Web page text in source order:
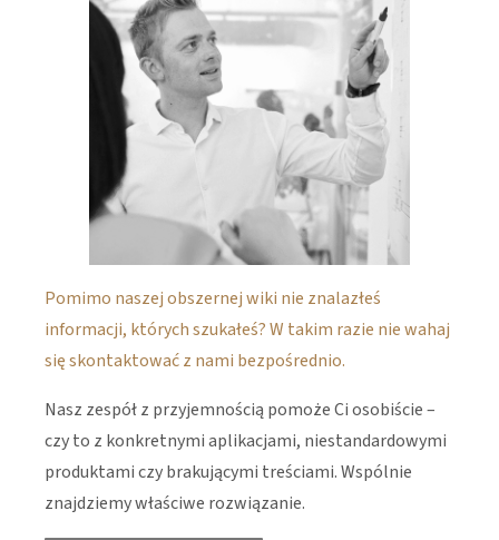
Pomimo naszej obszernej wiki nie znalazłeś
informacji, których szukałeś? W takim razie nie wahaj
się skontaktować z nami bezpośrednio.
Nasz zespół z przyjemnością pomoże Ci osobiście –
czy to z konkretnymi aplikacjami, niestandardowymi
produktami czy brakującymi treściami. Wspólnie
znajdziemy właściwe rozwiązanie.